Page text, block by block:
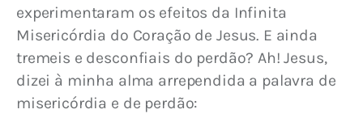
experimentaram os efeitos da Infinita
Misericórdia do Coração de Jesus. E ainda
tremeis e desconfiais do perdão? Ah! Jesus,
dizei à minha alma arrependida a palavra de
misericórdia e de perdão: